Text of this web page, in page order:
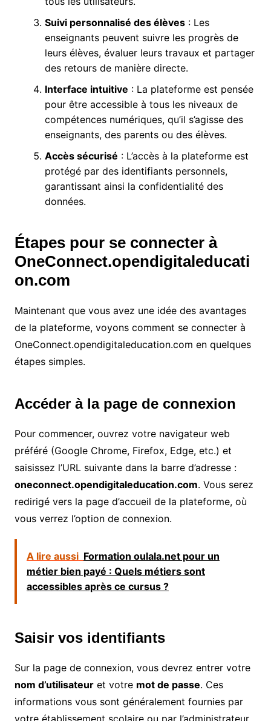
Suivi personnalisé des élèves: Les
enseignants peuvent suivre les progrès de
leurs élèves, évaluer leurs travaux et partager
des retours de manière directe.
Interface intuitive : La plateforme est pensée
pour être accessible à tous les niveaux de
compétences numériques, qu’il s’agisse des
enseignants, des parents ou des élèves.
Accès sécurisé : L’accès à la plateforme est
protégé par des identifiants personnels,
garantissant ainsi la confidentialité des
données.
Étapes pour se connecter à
OneConnect.opendigitaleducati
on.com
Maintenant que vous avez une idée des avantages
de la plateforme, voyons comment se connecter à
OneConnect.opendigitaleducation.com en quelques
étapes simples.
Accéder à la page de connexion
Pour commencer, ouvrez votre navigateur web
préféré (Google Chrome, Firefox, Edge, etc.) et
saisissez l’URL suivante dans la barre d’adresse :
oneconnect.opendigitaleducation.com. Vous serez
redirigé vers la page d’accueil de la plateforme, où
vous verrez l’option de connexion.
A lire aussi Formation oulala.net pour un
métier bien payé : Quels métiers sont
accessibles après ce cursus ?
Saisir vos identifiants
Sur la page de connexion, vous devrez entrer votre
nom d’utilisateuret votre mot de passe. Ces
informations vous sont généralement fournies par